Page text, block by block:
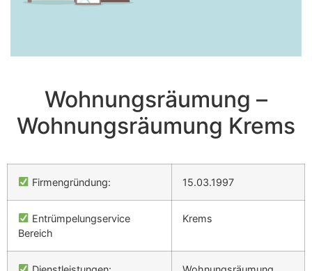
Wohnungsräumung –
Wohnungsräumung Krems
Firmengründung: 15.03.1997
Entrümpelungservice
Bereich
Krems